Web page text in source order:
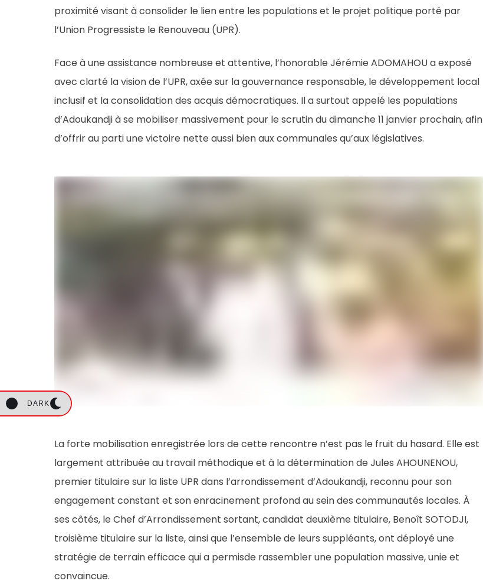
DARK
proximité visant à consolider le lien entre les populations et le projet politique porté par
l’Union Progressiste le Renouveau (UPR).
Face à une assistance nombreuse et attentive, l’honorable Jérémie ADOMAHOU a exposé
avec clarté la vision de l’UPR, axée sur la gouvernance responsable, le développement local
inclusif et la consolidation des acquis démocratiques. Il a surtout appelé les populations
d’Adoukandji à se mobiliser massivement pour le scrutin du dimanche 11 janvier prochain, afin
d’offrir au parti une victoire nette aussi bien aux communales qu’aux législatives.
La forte mobilisation enregistrée lors de cette rencontre n’est pas le fruit du hasard. Elle est
largement attribuée au travail méthodique et à la détermination de Jules AHOUNENOU,
premier titulaire sur la liste UPR dans l’arrondissement d’Adoukandji, reconnu pour son
engagement constant et son enracinement profond au sein des communautés locales. À
ses côtés, le Chef d’Arrondissement sortant, candidat deuxième titulaire, Benoît SOTODJI,
troisième titulaire sur la liste, ainsi que l’ensemble de leurs suppléants, ont déployé une
stratégie de terrain efficace qui a permisde rassembler une population massive, unie et
convaincue.